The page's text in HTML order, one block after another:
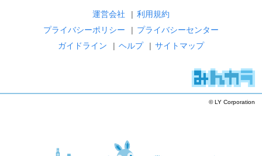
運営会社 | 利用規約
プライバシーポリシー
| プライバシーセンター
ガイドライン
| ヘルプ | サイトマップ
© LY Corporation